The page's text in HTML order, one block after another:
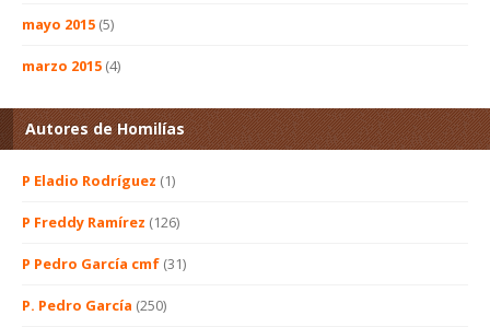
mayo 2015 (5)
marzo 2015 (4)
Autores de Homilías
P Eladio Rodríguez (1)
P Freddy Ramírez (126)
P Pedro García cmf (31)
P. Pedro García (250)